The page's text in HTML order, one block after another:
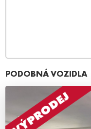
PODOBNÁ VOZIDLA